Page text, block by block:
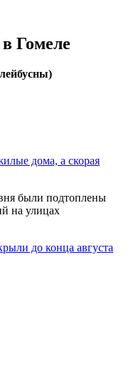
Гомеле
дома, а скорая
были подтоплены
на улицах
до конца августа